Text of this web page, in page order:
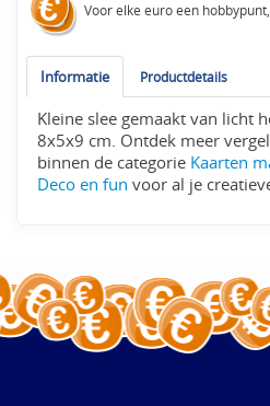
Voor elke euro een
Informatie Productdetails
Kleine slee gemaakt van licht
8x5x9 cm. Ontdek meer
binnen de categorie Kaarten
Deco en fun voor al je